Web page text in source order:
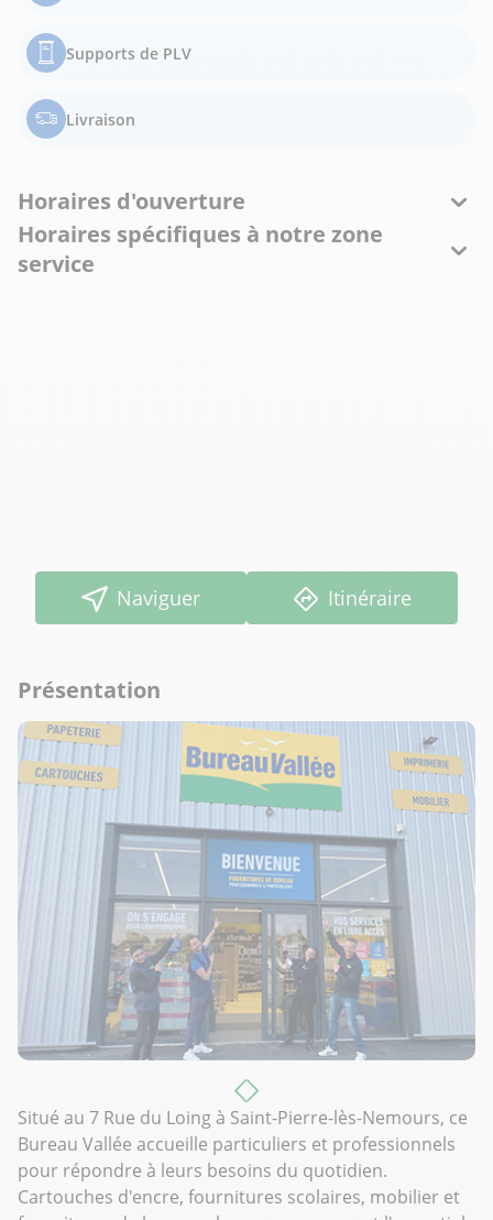
Supports de PLV
Livraison
Horaires d'ouverture
Horaires spécifiques à notre zone
service
Naviguer Itinéraire
Présentation
Situé au 7 Rue du Loing à Saint-Pierre-lès-Nemours, ce
Bureau Vallée accueille particuliers et professionnels
pour répondre à leurs besoins du quotidien.
Cartouches d'encre, fournitures scolaires, mobilier et